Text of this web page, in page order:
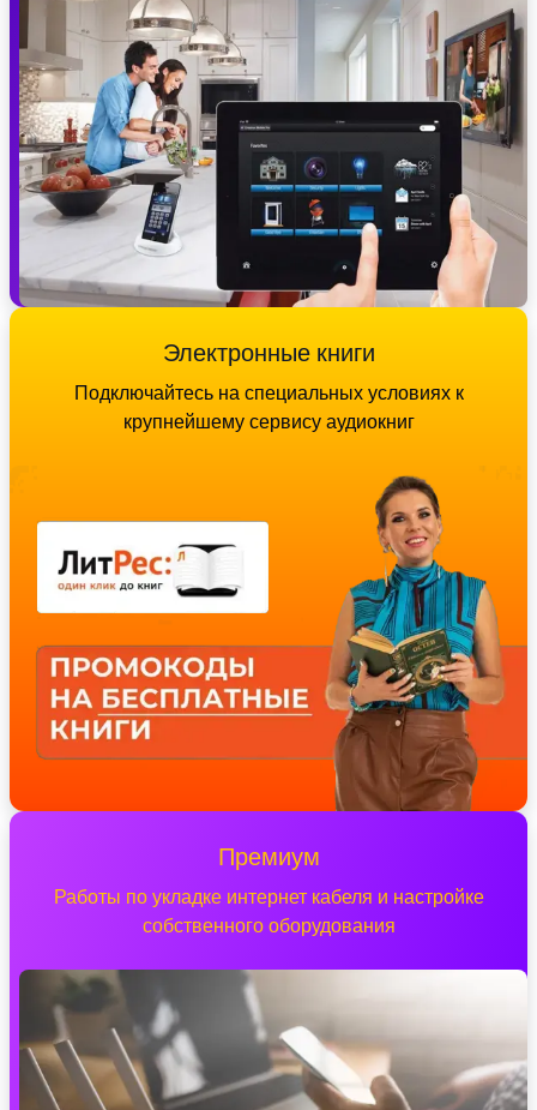
Электронные книги
Подключайтесь на специальных условиях к
крупнейшему сервису аудиокниг
Премиум
Работы по укладке интернет кабеля и настройке
собственного оборудования